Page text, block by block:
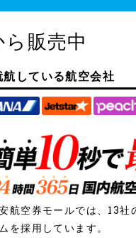
ら販売中
航している航空会社
航空券モールでは、13社
を採用しています。